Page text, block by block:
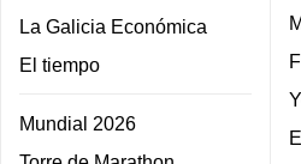
La Galicia Económica
El tiempo
Mundial 2026